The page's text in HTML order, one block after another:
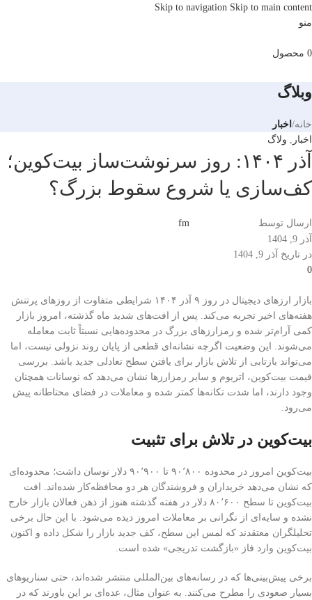
Skip to navigation Skip to main content
منو
0 محصول
وبلاگ
خانه/ اخبار
اخبار , ولاگ
آذر ۱۴۰۴: روز سرنوشت‌ساز بیت‌کوین؛
کف‌سازی یا شروع سقوط بزرگ؟
ارسال توسط
fm
آذر 9, 1404
در تاریخ آذر 9, 1404
0
بازار ارزهای دیجیتال در روز ۹ آذر ۱۴۰۴ شرایطی متفاوت از روزهای پرتنش
هفته‌های اخیر تجربه می‌کند. پس از افت‌های شدید ماه گذشته، امروز بازار
کمی آرام‌تر شده و رمزارزهای بزرگ در محدوده‌هایی نسبتاً ثابت معامله
می‌شوند. این وضعیت اگرچه نشانه‌ای قطعی از پایان روند نزولی نیست، اما
می‌تواند بازتابی از تلاش بازار برای یافتن سطح تعادلی جدید باشد. بررسی
قیمت‌ بیت‌کوین، اتریوم و سایر رمزارزها نشان می‌دهد که نوسانات همچنان
وجود دارند، اما شدت تکانه‌ها کمتر شده و معاملات در فضای محتاطانه پیش
می‌رود.
بیت‌کوین در تلاش برای تثبیت
بیت‌کوین امروز در محدوده ۹۰٬۸۰۰ تا ۹۰٬۹۰۰ دلار نوسان داشت؛ محدوده‌ای
که نشان می‌دهد خریداران و فروشندگان هر دو محافظه‌کار شده‌اند. افت
بیت‌کوین تا سطح ۸۰٬۶۰۰ دلار در هفته گذشته هنوز از ذهن فعالان بازار خارج
نشده و سایه‌ای از نگرانی بر معاملات امروز دیده می‌شود. با این حال برخی
تحلیلگران معتقدند که لمس این سطح، کف جدید بازار را شکل داده و اکنون
بیت‌کوین وارد فاز «بازگشت تدریجی» شده است.
برخی پیش‌بینی‌ها که در رسانه‌های بین‌المللی منتشر شده‌اند، حتی سناریوهای
بسیار صعودی را مطرح می‌کنند. به عنوان مثال، عده‌ای بر این باورند که در